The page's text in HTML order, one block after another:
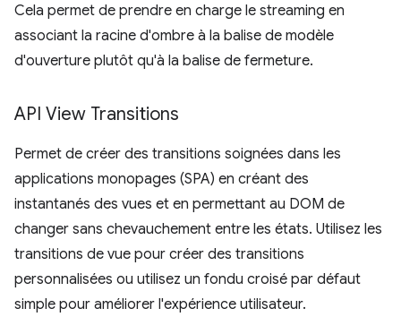
Cela permet de prendre en charge le streaming en
associant la racine d'ombre à la balise de modèle
d'ouverture plutôt qu'à la balise de fermeture.
API View Transitions
Permet de créer des transitions soignées dans les
applications monopages (SPA) en créant des
instantanés des vues et en permettant au DOM de
changer sans chevauchement entre les états. Utilisez les
transitions de vue pour créer des transitions
personnalisées ou utilisez un fondu croisé par défaut
simple pour améliorer l'expérience utilisateur.